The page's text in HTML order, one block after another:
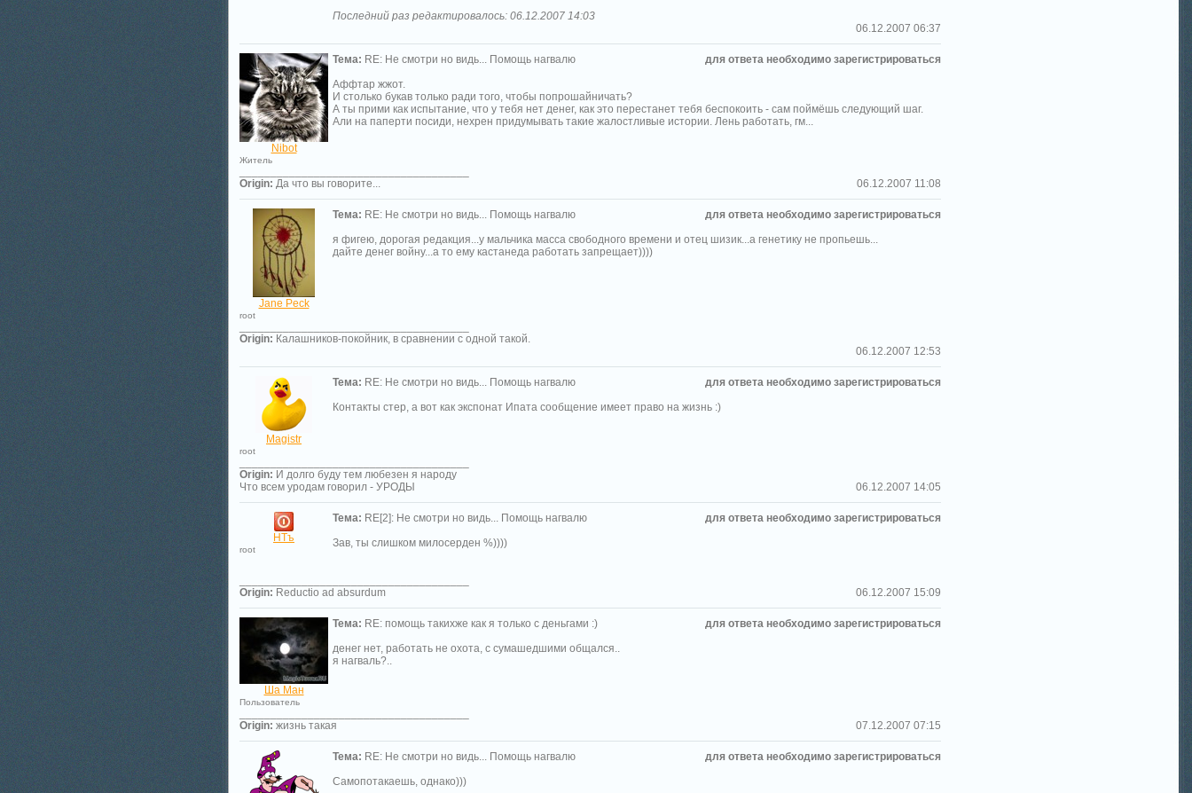
Последний раз редактировалось: 06.12.2007 14:03
06.12.2007 06:37
Nibot
Житель
Тема: RE: Не смотри но видь... Помощь нагвалю
для ответа необходимо зарегистрироваться
Аффтар жжот.
И столько букав только ради того, чтобы попрошайничать?
А ты прими как испытание, что у тебя нет денег, как это перестанет тебя беспокоить - сам поймёшь следующий шаг.
Али на паперти посиди, нехрен придумывать такие жалостливые истории. Лень работать, гм...
Origin: Да что вы говорите... 06.12.2007 11:08
Jane Peck
root
Тема: RE: Не смотри но видь... Помощь нагвалю
для ответа необходимо зарегистрироваться
я фигею, дорогая редакция...у мальчика масса свободного времени и отец шизик...а генетику не пропьешь...
дайте денег войну...а то ему кастанеда работать запрещает))))
Origin: Калашников-покойник, в сравнении с одной такой.
06.12.2007 12:53
Magistr
root
Тема: RE: Не смотри но видь... Помощь нагвалю
для ответа необходимо зарегистрироваться
Контакты стер, а вот как экспонат Ипата сообщение имеет право на жизнь :)
Origin: И долго буду тем любезен я народу
Что всем уродам говорил - УРОДЫ
06.12.2007 14:05
НТъ
root
Тема: RE[2]: Не смотри но видь... Помощь нагвалю
для ответа необходимо зарегистрироваться
Зав, ты слишком милосерден %))))
Origin: Reductio ad absurdum 06.12.2007 15:09
Ша Ман
Пользователь
Тема: RE: помощь такихже как я только с деньгами :)
для ответа необходимо зарегистрироваться
денег нет, работать не охота, с сумашедшими общался..
я нагваль?..
Origin: жизнь такая 07.12.2007 07:15
Тема: RE: Не смотри но видь... Помощь нагвалю
для ответа необходимо зарегистрироваться
Самопотакаешь, однако)))